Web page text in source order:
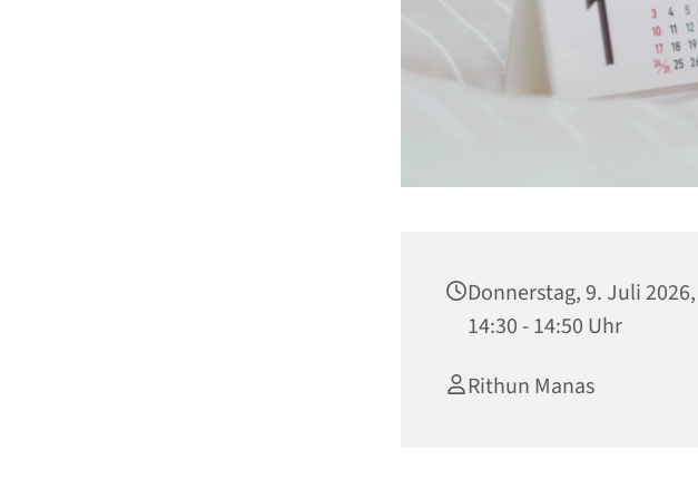
Donnerstag, 9. Juli 2026,
14:30 - 14:50 Uhr
Rithun Manas